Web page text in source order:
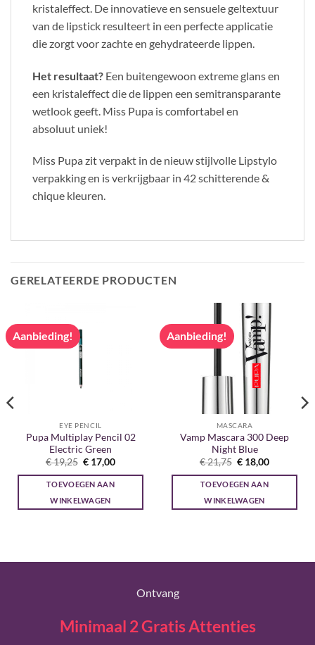
kristaleffect. De innovatieve en sensuele geltextuur
van de lipstick resulteert in een perfecte applicatie
die zorgt voor zachte en gehydrateerde lippen.
Het resultaat? Een buitengewoon extreme glans en
een kristaleffect die de lippen een semitransparante
wetlook geeft. Miss Pupa is comfortabel en
absoluut uniek!
Miss Pupa zit verpakt in de nieuw stijlvolle Lipstylo
verpakking en is verkrijgbaar in 42 schitterende &
chique kleuren.
GERELATEERDE PRODUCTEN
Aanbieding!
EYE PENCIL
Pupa Multiplay Pencil 02
Electric Green
€19,25 Oorspronkelijke
prijs
was:
€ 19,25.
€ 17,00Huidige
is:
TOEVOEGEN AAN
WINKELWAGEN
Aanbieding!
MASCARA
Vamp Mascara 300 Deep
Night Blue
€21,75 Oorspronkelijke
prijs
was:
€ 21,75.
€ 18,00Huidige
is:
TOEVOEGEN AAN
WINKELWAGEN
Ontvang
Minimaal 2 Gratis Attenties